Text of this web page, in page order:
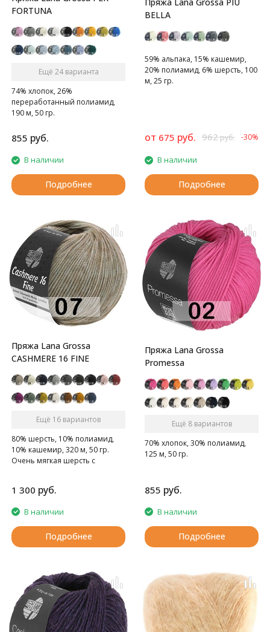
FORTUNA
Ещё 24 варианта
74% хлопок, 26%
переработанный полиамид,
190 м, 50 гр.
лета благодаря охлаждающим
свойствам хлопка.
855 руб.
В наличии
Подробнее
BELLA
59% альпака, 15% кашемир,
20% полиамид, 6% шерсть, 100
м, 25 гр.
от 675 руб. 962руб. -30%
В наличии
Подробнее
Пряжа Lana Grossa
CASHMERE 16 FINE
Ещё 16 вариантов
80% шерсть, 10% полиамид,
10% кашемир, 320 м, 50 гр.
Очень мягкая шерсть с
1 300 руб.
В наличии
Подробнее
Пряжа Lana Grossa
Promessa
Ещё 8 вариантов
70% хлопок, 30% полиамид,
125 м, 50 гр.
855 руб.
В наличии
Подробнее